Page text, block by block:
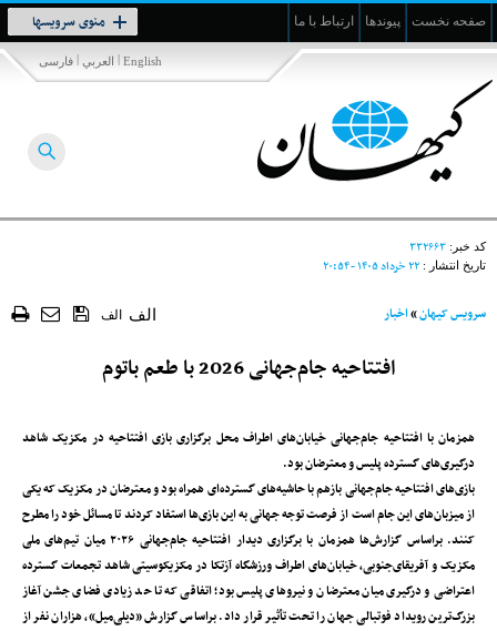
صفحه نخست پیوندها ارتباط با ما منوی سرویسها
Toggle
navigation
فارسی | العربي | English
کد خبر: ۳۳۲۶۶۳
تاریخ انتشار : ۲۲ خرداد ۱۴۰۵ - ۲۰:۵۴
سرویس کیهان»اخبار الف الف
افتتاحیه جام‌جهانی 2026 با طعم باتوم
همزمان با افتتاحیه جام‌جهانی خیابان‌های اطراف محل برگزاری بازی افتتاحیه در مکزیک شاهد
درگیری‌های گسترده پلیس و معترضان بود.
بازی‌های افتتاحیه جام‌جهانی بازهم با حاشیه‌های گسترده‌ای همراه بود و معترضان در مکزیک که یکی
از میزبان‌های این جام است از فرصت توجه جهانی به این بازی‌ها استفاد کردند تا مسائل خود را مطرح
کنند. براساس گزارش‌ها همزمان با برگزاری دیدار افتتاحیه جام‌جهانی ۲۰۲۶ میان تیم‌های ملی
مکزیک و آفریقای‌جنوبی، خیابان‌های اطراف ورزشگاه آزتکا در مکزیکوسیتی شاهد تجمعات گسترده
اعتراضی و درگیری میان معترضان و نیروهای پلیس بود؛ اتفاقی که تا حد زیادی فضای جشن آغاز
بزرگ‌ترین رویداد فوتبالی جهان را تحت تأثیر قرار داد. براساس گزارش «دیلی‌میل»، هزاران نفر از